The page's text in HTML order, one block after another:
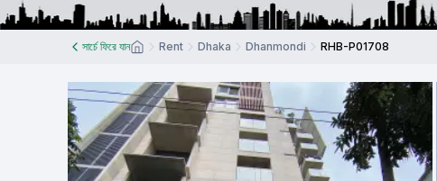
সার্চে ফিরে যান Rent Dhaka Dhanmondi RHB-P01708